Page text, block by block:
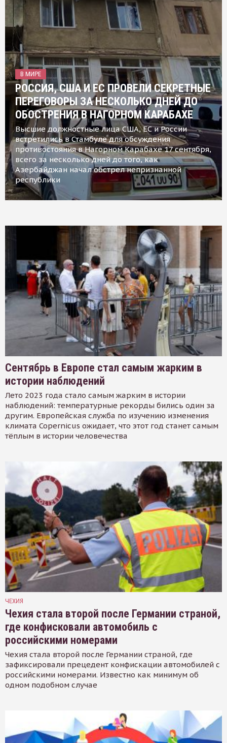
В МИРЕ
РОССИЯ, США И ЕС ПРОВЕЛИ СЕКРЕТНЫЕ
ПЕРЕГОВОРЫ ЗА НЕСКОЛЬКО ДНЕЙ ДО
ОБОСТРЕНИЯ В НАГОРНОМ КАРАБАХЕ
Высшие должностные лица США, ЕС и России
встретились в Стамбуле для обсуждения
противостояния в Нагорном Карабахе 17 сентября,
всего за несколько дней до того, как
Азербайджан начал обстрел непризнанной
республики
Сентябрь в Европе стал самым жарким в
истории наблюдений
Лето 2023 года стало самым жарким в истории
наблюдений: температурные рекорды бились один за
другим. Европейская служба по изучению изменения
климата Copernicus ожидает, что этот год станет самым
тёплым в истории человечества
ЧЕХИЯ
Чехия стала второй после Германии страной,
где конфисковали автомобиль с
российскими номерами
Чехия стала второй после Германии страной, где
зафиксировали прецедент конфискации автомобилей с
российскими номерами. Известно как минимум об
одном подобном случае